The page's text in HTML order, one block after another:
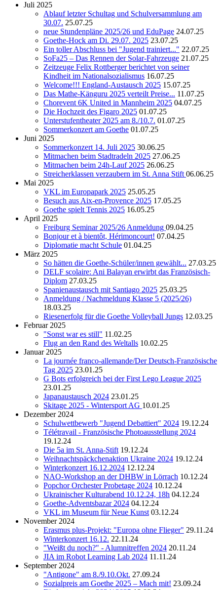
Juli 2025
Ablauf letzter Schultag und Schulversammlung am
30.07. 25.07.25
neue Stundenpläne 2025/26 und EduPage 24.07.25
Goethe-Hock am Di. 29.07. 2025 23.07.25
Ein toller Abschluss bei "Jugend trainiert..." 22.07.25
SoFa25 – Das Rennen der Solar-Fahrzeuge 21.07.25
Zeitzeuge Felix Rottberger berichtet von seiner
Kindheit im Nationalsozialismus 16.07.25
Welcome!!! England-Austausch 2025 15.07.25
Das Mathe-Känguru 2025 verteilt Preise... 11.07.25
Chorevent 6K United in Mannheim 2025 04.07.25
Die Hochzeit des Figaro 2025 01.07.25
Unterstufentheater 2025 am 8./10.7. 01.07.25
Sommerkonzert am Goethe 01.07.25
Juni 2025
Sommerkonzert 14. Juli 2025 30.06.25
Mitmachen beim Stadtradeln 2025 27.06.25
Mitmachen beim 24h-Lauf 2025 26.06.25
Streicherklassen verzaubern im St. Anna Stift 06.06.25
Mai 2025
VKL im Europapark 2025 25.05.25
Besuch aus Aix-en-Provence 2025 17.05.25
Goethe spielt Tennis 2025 16.05.25
April 2025
Freiburg Seminar 2025/26 Anmeldung 09.04.25
Bonjour et à bientôt, Hérimoncourt! 07.04.25
Diplomatie macht Schule 01.04.25
März 2025
So hätten die Goethe-Schüler/innen gewählt... 27.03.25
DELF scolaire: Ani Balayan erwirbt das Französisch-
Diplom 27.03.25
Spanienaustausch mit Santiago 2025 25.03.25
Anmeldung / Nachmeldung Klasse 5 (2025/26)
18.03.25
Riesenerfolg für die Goethe Volleyball Jungs 12.03.25
Februar 2025
"Sonst war es still" 11.02.25
Flug an den Rand des Weltalls 10.02.25
Januar 2025
La journée franco-allemande/Der Deutsch-Französische
Tag 2025 23.01.25
G Bots erfolgreich bei der First Lego League 2025
23.01.25
Japanaustausch 2024 23.01.25
Skitage 2025 - Wintersport AG 10.01.25
Dezember 2024
Schulwettbewerb "Jugend Debattiert" 2024 19.12.24
Télétravail - Französische Photoausstellung 2024
19.12.24
Die 5a im St. Anna-Stift 19.12.24
Weihnachtspäckchenaktion Ukraine 2024 19.12.24
Winterkonzert 16.12.2024 12.12.24
NAO-Workshop an der DHBW in Lörrach 10.12.24
Popchor Orchester Probetage 2024 10.12.24
Ukrainischer Kulturabend 10.12.24, 18h 04.12.24
Goethe-Adventsbazar 2024 04.12.24
VKL im Museum für Neue Kunst 03.12.24
November 2024
Erasmus plus-Projekt: "Europa ohne Flieger" 29.11.24
Winterkonzert 16.12. 22.11.24
"Weißt du noch?" - Alumnitreffen 2024 20.11.24
JIA im Robot Learning Lab 2024 11.11.24
September 2024
"Antigone" am 8./9.10.Okt. 27.09.24
Sozialpreis am Goethe 2025 – Mach mit! 23.09.24